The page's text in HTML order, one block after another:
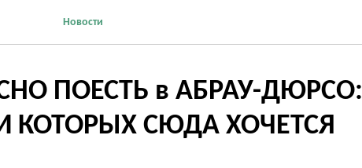
Новости
ПОЕСТЬ в АБРАУ-ДЮРСО:
КОТОРЫХ СЮДА ХОЧЕТСЯ